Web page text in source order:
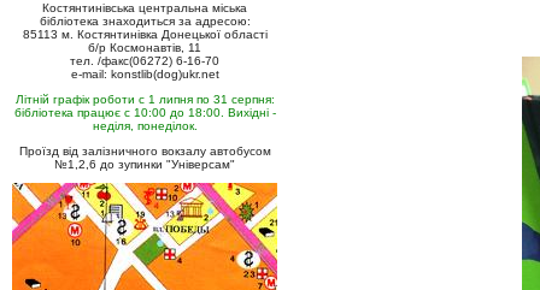
Костянтинівська центральна міська
бібліотека знаходиться за адресою:
85113 м. Костянтинівка Донецької області
б/р Космонавтів, 11
тел. /факс(06272) 6-16-70
e-mail: konstlib(dog)ukr.net
Літній графік роботи с 1 липня по 31 серпня:
бібліотека працює с 10:00 до 18:00. Вихідні -
неділя, понеділок.
Проїзд від залізничного вокзалу автобусом
№1,2,6 до зупинки "Універсам"